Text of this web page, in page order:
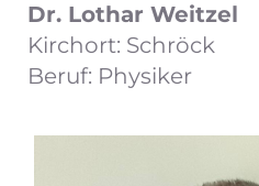
Dr. Lothar Weitzel
Kirchort: Schröck
Beruf: Physiker